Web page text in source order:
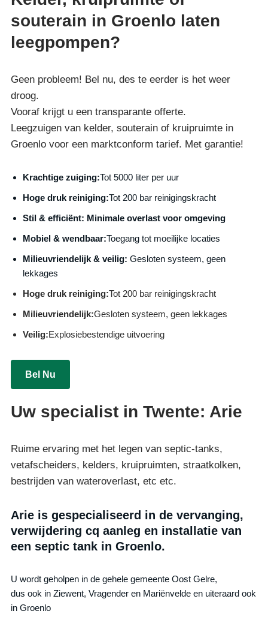
souterain in Groenlo laten
leegpompen?
Geen probleem! Bel nu, des te eerder is het weer
droog.
Vooraf krijgt u een transparante offerte.
Leegzuigen van kelder, souterain of kruipruimte in
Groenlo voor een marktconform tarief. Met garantie!
Krachtige zuiging:Tot 5000 liter per uur
Hoge druk reiniging:Tot 200 bar reinigingskracht
Stil & efficiënt: Minimale overlast voor omgeving
Mobiel & wendbaar:Toegang tot moeilijke locaties
Milieuvriendelijk & veilig: Gesloten systeem, geen
lekkages
Hoge druk reiniging:Tot 200 bar reinigingskracht
Milieuvriendelijk:Gesloten systeem, geen lekkages
Veilig:Explosiebestendige uitvoering
Bel Nu
Uw specialist in Twente: Arie
Ruime ervaring met het legen van septic-tanks,
vetafscheiders, kelders, kruipruimten, straatkolken,
bestrijden van wateroverlast, etc etc.
Arie is gespecialiseerd in de vervanging,
verwijdering cq aanleg en installatie van
een septic tank in Groenlo.
U wordt geholpen in de gehele gemeente Oost Gelre,
dus ook in Ziewent, Vragender en Mariënvelde en uiteraard ook
in Groenlo